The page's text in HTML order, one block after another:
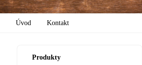
Úvod Kontakt
Produkty